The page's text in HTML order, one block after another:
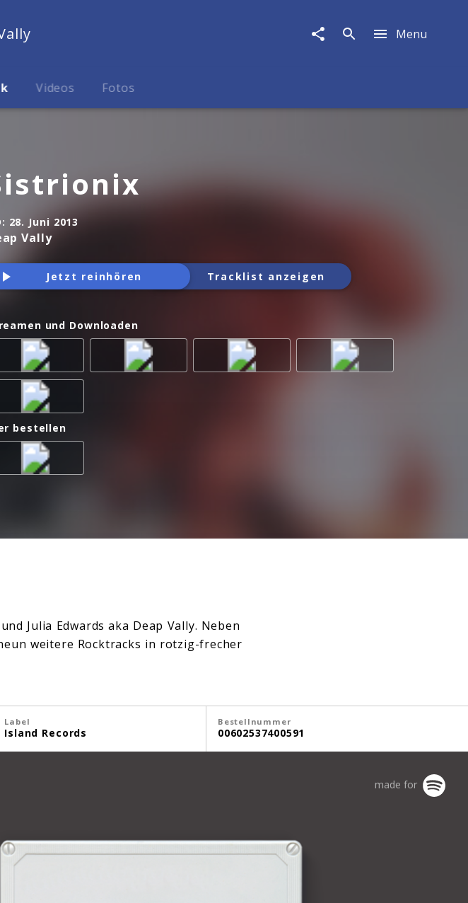
Menu
Videos Fotos
28. Juni 2013
Vally
Jetzt reinhören Tracklist anzeigen
und Downloaden
bestellen
Julia Edwards aka Deap Vally. Neben
weitere Rocktracks in rotzig-frecher
Label
Island Records
Bestellnummer
00602537400591